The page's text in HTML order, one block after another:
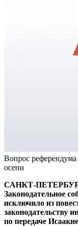
Вопрос референдума
осени
САНКТ-
Законодательное
исключило из
законодательству
по передаче